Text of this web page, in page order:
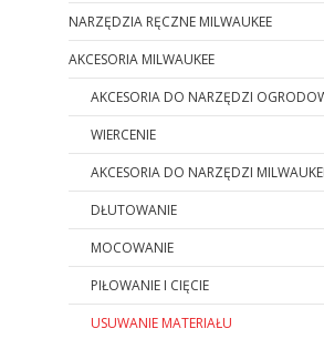
NARZĘDZIA RĘCZNE MILWAUKEE
AKCESORIA MILWAUKEE
AKCESORIA DO NARZĘDZI
WIERCENIE
AKCESORIA DO NARZĘDZI
DŁUTOWANIE
MOCOWANIE
PIŁOWANIE I CIĘCIE
USUWANIE MATERIAŁU